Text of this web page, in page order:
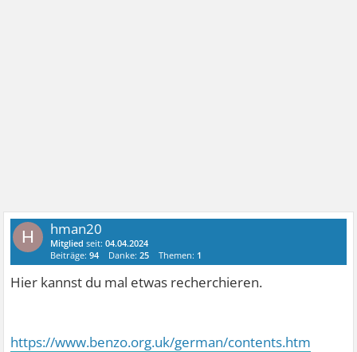
H hman20
Mitglied seit:04.04.2024
Beiträge:94 Danke:25 Themen: 1
Hier kannst du mal etwas recherchieren.
https://www.benzo.org.uk/german/contents.htm